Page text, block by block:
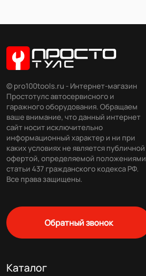
© pro100tools.ru - Интернет-магазин
Простотулс автосервисного и
гаражного оборудования. Обращаем
ваше внимание, что данный интернет
сайт носит исключительно
информационный характер и ни при
каких условиях не является публичной
офертой, определяемой положениями
статьи 437 гражданского кодекса РФ.
Все права защищены.
Обратный звонок
Каталог